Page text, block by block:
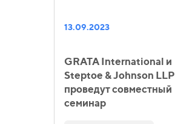
13.09.2023
GRATA International и
Steptoe & Johnson LLP
проведут совместный
семинар